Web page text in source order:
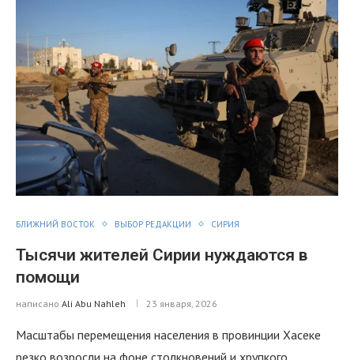
БЛИЖНИЙ ВОСТОК ВЫБОР РЕДАКЦИИ СИРИЯ
Тысячи жителей Сирии нуждаются в
помощи
написано Ali Abu Nahleh 23 января, 2026
Масштабы перемещения населения в провинции Хасеке
резко возросли на фоне столкновений и хрупкого